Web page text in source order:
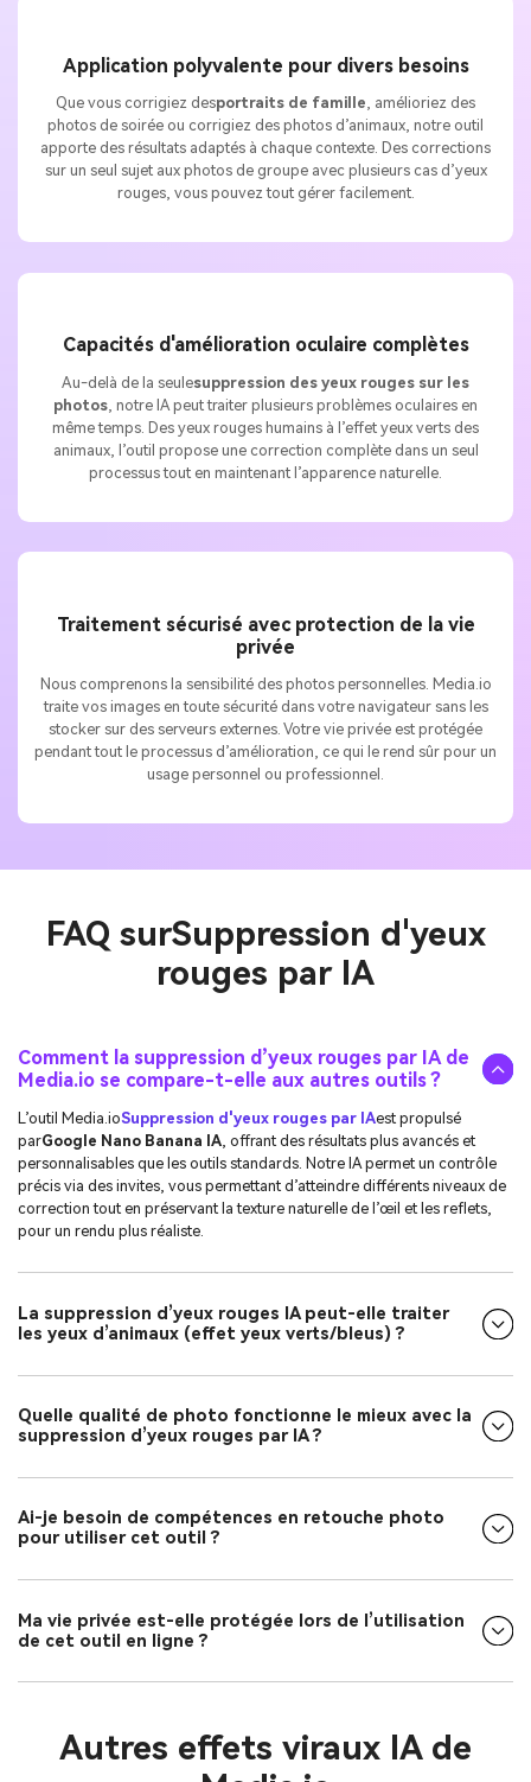
Application polyvalente pour divers besoins
Que vous corrigiez desportraits de famille, amélioriez des
photos de soirée ou corrigiez des photos d’animaux, notre outil
apporte des résultats adaptés à chaque contexte. Des corrections
sur un seul sujet aux photos de groupe avec plusieurs cas d’yeux
rouges, vous pouvez tout gérer facilement.
Capacités d'amélioration oculaire complètes
Au-delà de la seulesuppression des yeux rouges sur les
photos , notre IA peut traiter plusieurs problèmes oculaires en
même temps. Des yeux rouges humains à l’effet yeux verts des
animaux, l’outil propose une correction complète dans un seul
processus tout en maintenant l’apparence naturelle.
Traitement sécurisé avec protection de la vie
privée
Nous comprenons la sensibilité des photos personnelles. Media.io
traite vos images en toute sécurité dans votre navigateur sans les
stocker sur des serveurs externes. Votre vie privée est protégée
pendant tout le processus d’amélioration, ce qui le rend sûr pour un
usage personnel ou professionnel.
FAQ surSuppression d'yeux
rouges par IA
Comment la suppression d’yeux rouges par IA de
Media.io se compare-t-elle aux autres outils ?
L’outil Media.ioSuppression d'yeux rouges par IAest propulsé
parGoogle Nano Banana IA , offrant des résultats plus avancés et
personnalisables que les outils standards. Notre IA permet un contrôle
précis via des invites, vous permettant d’atteindre différents niveaux de
correction tout en préservant la texture naturelle de l’œil et les reflets,
pour un rendu plus réaliste.
La suppression d’yeux rouges IA peut-elle traiter
les yeux d’animaux (effet yeux verts/bleus) ?
Quelle qualité de photo fonctionne le mieux avec la
suppression d’yeux rouges par IA ?
Ai-je besoin de compétences en retouche photo
pour utiliser cet outil ?
Ma vie privée est-elle protégée lors de l’utilisation
de cet outil en ligne ?
Autres effets viraux IA de